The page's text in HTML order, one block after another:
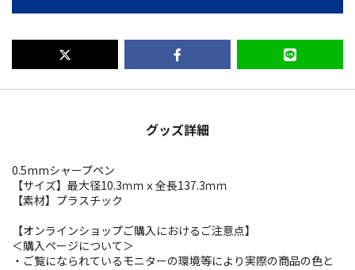
グッズ詳細
0.5mmシャープペン
【サイズ】最大径10.3ｍｍｘ全長137.3ｍｍ
【素材】プラスチック
【オンラインショップご購入におけるご注意点】
＜購入ページについて＞
・ご覧になられているモニターの環境等により実際の商品の色と